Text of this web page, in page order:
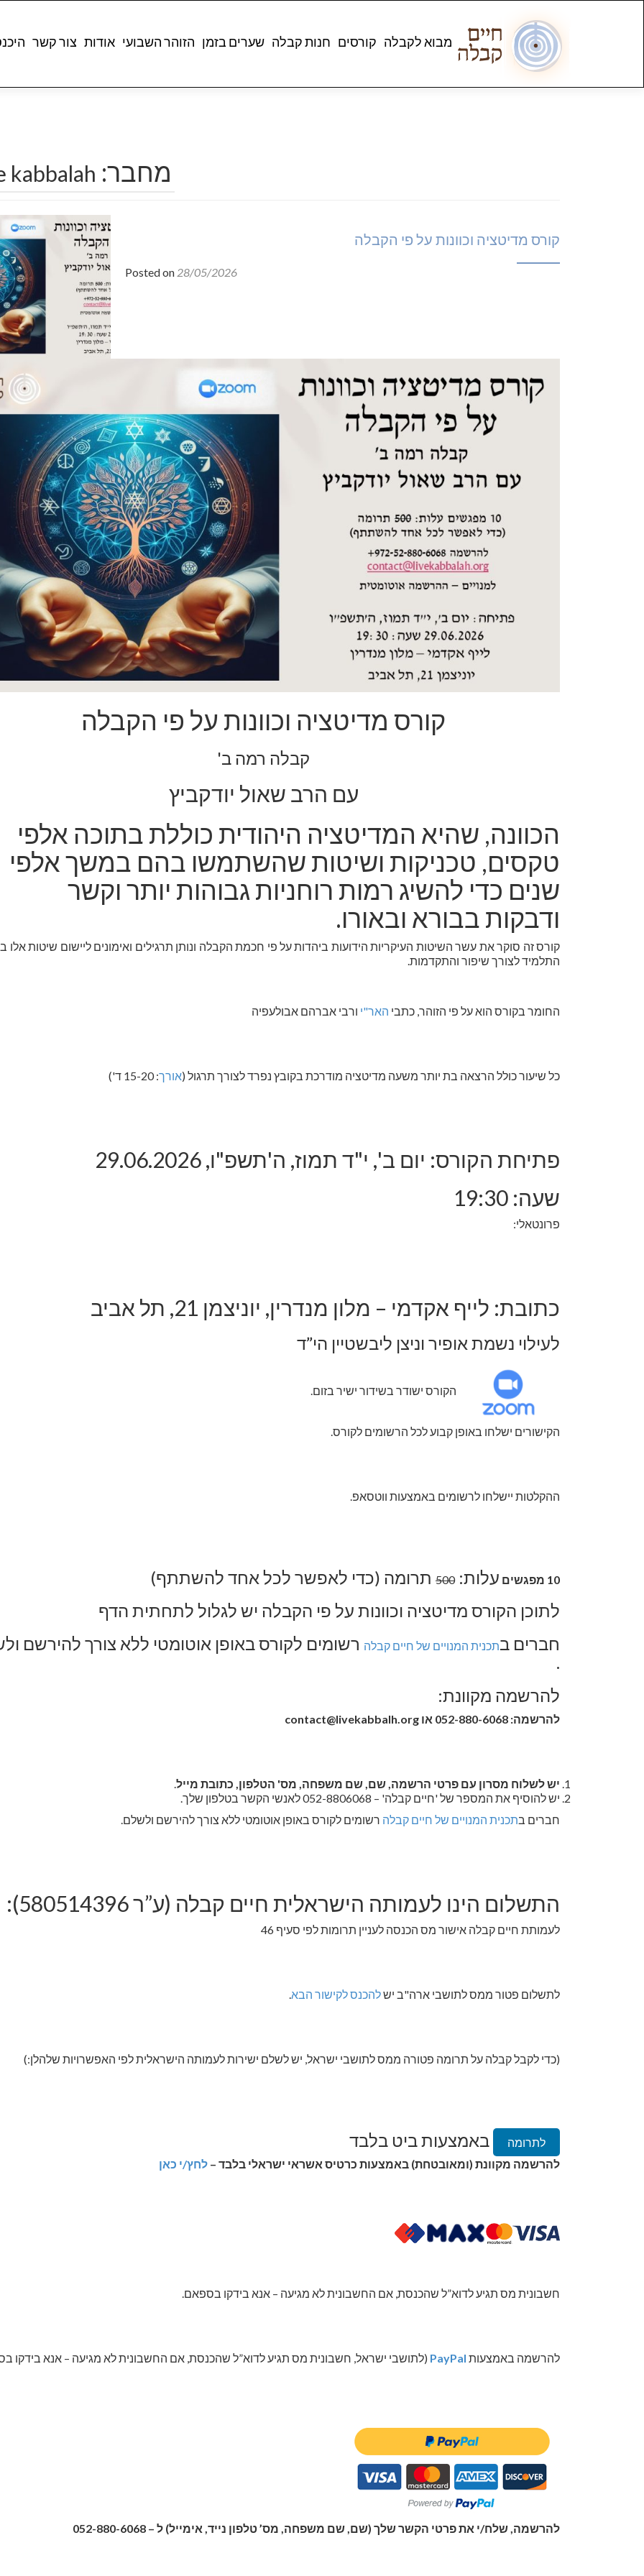
מבוא לקבלה קורסים חנות קבלה שערים בזמן הזוהר השבועי אודות צור קשר
מחבר: kabbalah
קורס מדיטציה וכוונות על פי הקבלה
Posted on 28/05/2026
קורס מדיטציה וכוונות על פי הקבלה
קבלה רמה ב'
עם הרב שאול יודקביץ
הכוונה, שהיא המדיטציה היהודית כוללת בתוכה אלפי
טקסים, טכניקות ושיטות שהשתמשו בהם במשך אלפי
שנים כדי להשיג רמות רוחניות גבוהות יותר וקשר
ודבקות בבורא ובאורו.
קורס זה סוקר את עשר השיטות העיקריות הידועות ביהדות על פי חכמת הקבלה ונותן תרגילים ואימונים ליישום שיטות אלו
התלמיד לצורך שיפור והתקדמות.
החומר בקורס הוא על פי הזוהר, כתבי האר"י ורבי אברהם אבולעפיה
כל שיעור כולל הרצאה בת יותר משעה מדיטציה מודרכת בקובץ נפרד לצורך תרגול (אורך: 15-20 ד')
פתיחת הקורס: יום ב', י"ד תמוז, ה'תשפ"ו, 29.06.2026
שעה: 19:30
פרונטאלי:
כתובת: לייף אקדמי – מלון מנדרין, יוניצמן 21, תל אביב
לעילוי נשמת אופיר וניצן ליבשטיין הי”ד
הקורס ישודר בשידור ישיר בזום.
הקישורים ישלחו באופן קבוע לכל הרשומים לקורס.
ההקלטות יישלחו לרשומים באמצעות ווטסאפ.
10 מפגשים עלות:500 תרומה (כדי לאפשר לכל אחד להשתתף)
לתוכן הקורס מדיטציה וכוונות על פי הקבלה יש לגלול לתחתית הדף
חברים בתכנית המנויים של חיים קבלה רשומים לקורס באופן אוטומטי ללא צורך להירשם
.
להרשמה מקוונת:
להרשמה: 052-880-6068 או contact@livekabbalh.org
יש לשלוח מסרון עם פרטי הרשמה, שם, שם משפחה, מס' הטלפון, כתובת מייל.
יש להוסיף את המספר של 'חיים קבלה' – 052-8806068 לאנשי הקשר בטלפון שלך.
חברים בתכנית המנויים של חיים קבלה רשומים לקורס באופן אוטומטי ללא צורך להירשם ולשלם.
התשלום הינו לעמותה הישראלית חיים קבלה (ע”ר 580514396):
לעמותת חיים קבלה אישור מס הכנסה לעניין תרומות לפי סעיף 46
לתשלום פטור ממס לתושבי ארה"ב ישלהכנס לקישור הבא.
(כדי לקבל קבלה על תרומה פטורה ממס לתושבי ישראל, יש לשלם ישירות לעמותה הישראלית לפי האפשרויות שלהלן:)
לתרומה באמצעות ביט בלבד
להרשמה מקוונת (ומאובטחת) באמצעות כרטיס אשראי ישראלי בלבד – לחץ/י כאן
חשבונית מס תגיע לדוא”ל שהכנסת, אם החשבונית לא מגיעה – אנא בידקו בספאם.
להרשמה באמצעות PayPal (לתושבי ישראל, חשבונית מס תגיע לדוא”ל שהכנסת, אם החשבונית לא מגיעה – אנא בידקו
להרשמה, שלח/י את פרטי הקשר שלך (שם, שם משפחה, מס’ טלפון נייד, אימייל) ל – 052-880-6068